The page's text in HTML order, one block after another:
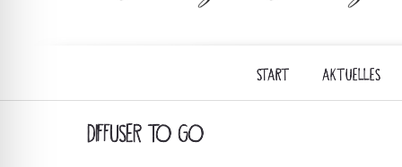
START AKTUELLES
DIFFUSER TO GO